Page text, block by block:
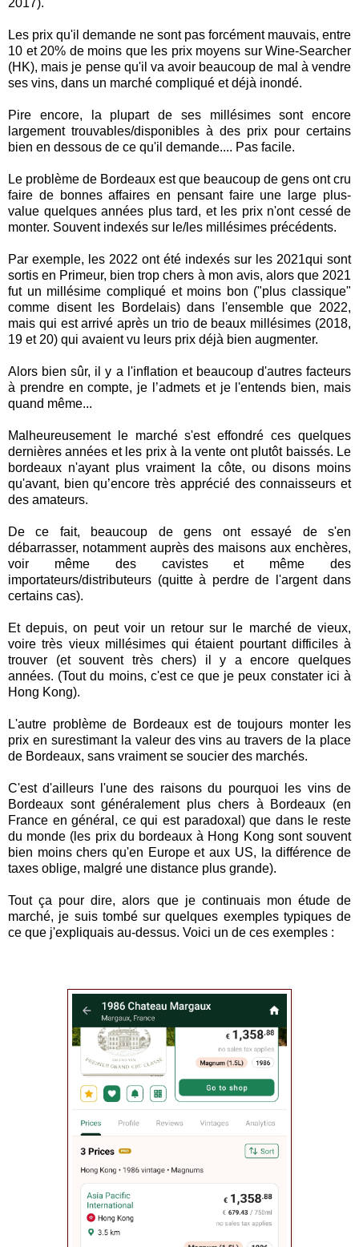
Les prix qu'il demande ne sont pas forcément mauvais, entre
10 et 20% de moins que les prix moyens sur Wine-Searcher
(HK), mais je pense qu'il va avoir beaucoup de mal à vendre
ses vins, dans un marché compliqué et déjà inondé.
Pire encore, la plupart de ses millésimes sont encore
largement trouvables/disponibles à des prix pour certains
bien en dessous de ce qu'il demande.... Pas facile.
Le problème de Bordeaux est que beaucoup de gens ont cru
faire de bonnes affaires en pensant faire une large plus-
value quelques années plus tard, et les prix n'ont cessé de
monter. Souvent indexés sur le/les millésimes précédents.
Par exemple, les 2022 ont été indexés sur les 2021qui sont
sortis en Primeur, bien trop chers à mon avis, alors que 2021
fut un millésime compliqué et moins bon ("plus classique"
comme disent les Bordelais) dans l'ensemble que 2022,
mais qui est arrivé après un trio de beaux millésimes (2018,
19 et 20) qui avaient vu leurs prix déjà bien augmenter.
Alors bien sûr, il y a l'inflation et beaucoup d'autres facteurs
à prendre en compte, je l’admets et je l'entends bien, mais
quand même...
Malheureusement le marché s'est effondré ces quelques
dernières années et les prix à la vente ont plutôt baissés. Le
bordeaux n'ayant plus vraiment la côte, ou disons moins
qu'avant, bien qu’encore très apprécié des connaisseurs et
des amateurs.
De ce fait, beaucoup de gens ont essayé de s'en
débarrasser, notamment auprès des maisons aux enchères,
voir même des cavistes et même des
importateurs/distributeurs (quitte à perdre de l'argent dans
certains cas).
Et depuis, on peut voir un retour sur le marché de vieux,
voire très vieux millésimes qui étaient pourtant difficiles à
trouver (et souvent très chers) il y a encore quelques
années. (Tout du moins, c'est ce que je peux constater ici à
Hong Kong).
L'autre problème de Bordeaux est de toujours monter les
prix en surestimant la valeur des vins au travers de la place
de Bordeaux, sans vraiment se soucier des marchés.
C'est d'ailleurs l'une des raisons du pourquoi les vins de
Bordeaux sont généralement plus chers à Bordeaux (en
France en général, ce qui est paradoxal) que dans le reste
du monde (les prix du bordeaux à Hong Kong sont souvent
bien moins chers qu'en Europe et aux US, la différence de
taxes oblige, malgré une distance plus grande).
Tout ça pour dire, alors que je continuais mon étude de
marché, je suis tombé sur quelques exemples typiques de
ce que j'expliquais au-dessus. Voici un de ces exemples :